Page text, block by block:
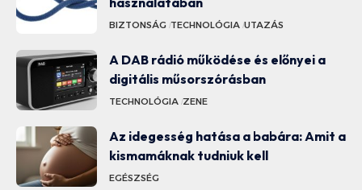
BIZTONSÁG TECHNOLÓGIA UTAZÁS
A DAB rádió működése és előnyei a
digitális műsorszórásban
TECHNOLÓGIA ZENE
Az idegesség hatása a babára: Amit a
kismamáknak tudniuk kell
EGÉSZSÉG